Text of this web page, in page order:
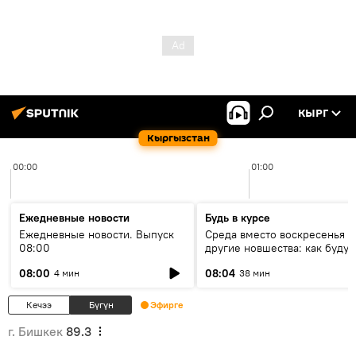
Кыргызстан
КЫРГ
00:00 01:00
Ежедневные новости
Ежедневные новости. Выпуск
08:00
08:00 4 мин
Будь в курсе
Среда вместо воскресенья и
другие новшества: как будут
08:04 38 мин
Кечээ Бүгүн Эфирге
г. Бишкек 89.3